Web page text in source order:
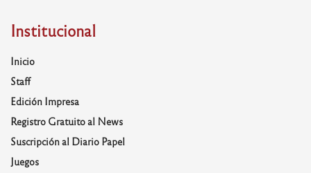
Institucional
Inicio
Staff
Edición Impresa
Registro Gratuito al News
Suscripción al Diario Papel
Juegos